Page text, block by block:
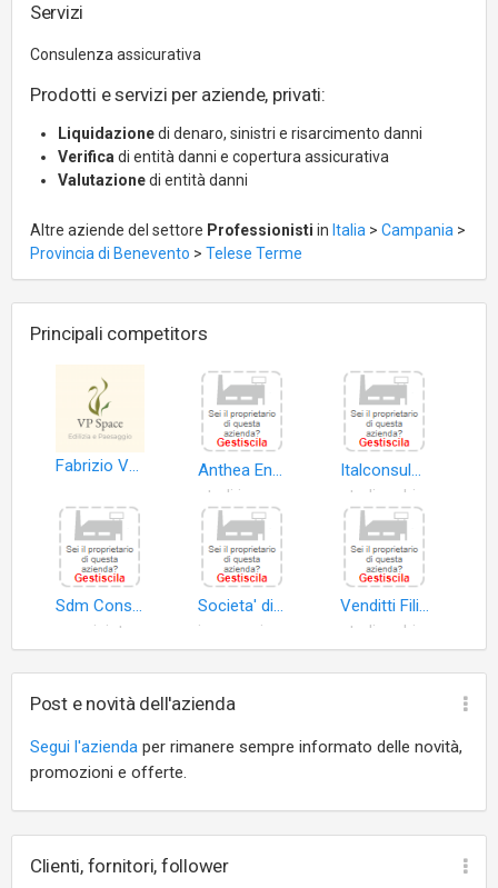
Servizi
Consulenza assicurativa
Prodotti e servizi per aziende, privati:
Liquidazionedi denaro, sinistri e risarcimento danni
Verifica di entità danni e copertura assicurativa
Valutazionedi entità danni
Altre aziende del settore Professionisti in Italia > Campania >
Provincia di Benevento > Telese Terme
Principali competitors
Fabrizio Vadacca
Anthea Engineering & Financial Services S.r.l
Italconsulenze S.r.l
Sdm Consulting S.a.s. di Marra Sandra e C
Societa' di Ingegneria Gruppo Onofrio S.r.l
Venditti Filippo
Post e novità dell'azienda
Segui l'azienda per rimanere sempre informato delle novità,
promozioni e offerte.
Clienti, fornitori, follower